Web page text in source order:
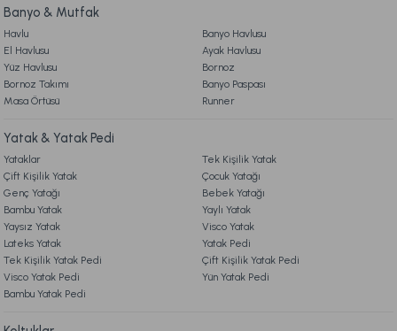
7. KAMPANYA & İNDİRİMLER
9. YATAK & KOLTUK SİPARİŞ VE İADE İŞLEMLERİ
Monoco Nevresim Takımı Çift King Size - Lacivert
3.899,00 TL
Ücretsiz Kargo
Monoco Nevresim Takımı Çift Kişilik - Bordo
3.499,00 TL
Arwen Saten Nevresim Takımı Çift Kişilik
Banyo & Mutfak
Havlu
Banyo Havlusu
El Havlusu
Ayak Havlusu
Yüz Havlusu
Bornoz
Bornoz Takımı
Banyo Paspası
Masa Örtüsü
Runner
Yatak & Yatak Pedi
Yataklar
Tek Kişilik Yatak
Çift Kişilik Yatak
Çocuk Yatağı
Genç Yatağı
Bebek Yatağı
Bambu Yatak
Yaylı Yatak
Yaysız Yatak
Visco Yatak
Lateks Yatak
Yatak Pedi
Tek Kişilik Yatak Pedi
Çift Kişilik Yatak Pedi
Visco Yatak Pedi
Yün Yatak Pedi
Bambu Yatak Pedi